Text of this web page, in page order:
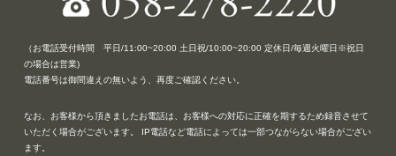
（お電話受付時間 平日/11:00~20:00 土日祝/10:00~20:00 定休日/毎週火曜日※祝日
の場合は営業)
電話番号は御間違えの無いよう、再度ご確認ください。
なお、お客様から頂きましたお電話は、お客様への対応に正確を期するため録音させて
いただく場合がございます。 IP電話など電話によっては一部つながらない場合がござい
ます。